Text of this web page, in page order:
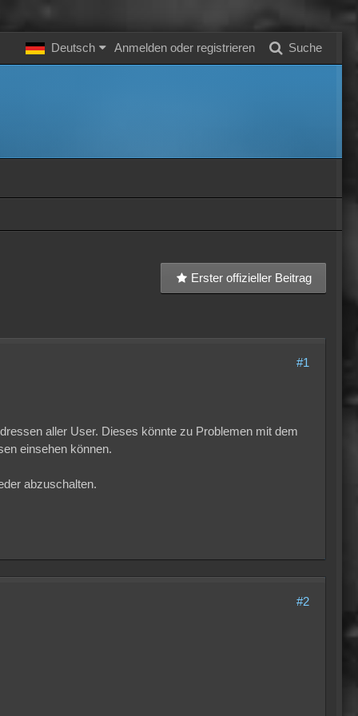
Deutsch Anmelden oder registrieren Suche
Erster offizieller Beitrag
#1
aller User. Dieses könnte zu Problemen mit dem
einsehen können.
abzuschalten.
#2